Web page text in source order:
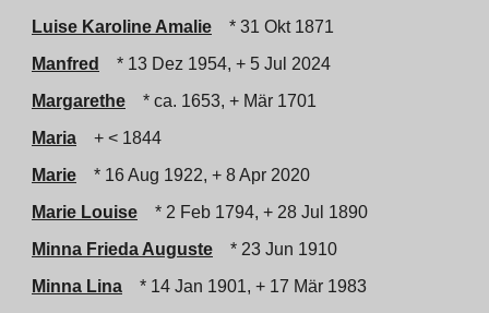
Luise Karoline Amalie
* 31 Okt 1871
Manfred
* 13 Dez 1954, + 5 Jul 2024
Margarethe
* ca. 1653, + Mär 1701
Maria
+ < 1844
Marie
* 16 Aug 1922, + 8 Apr 2020
Marie Louise
* 2 Feb 1794, + 28 Jul 1890
Minna Frieda Auguste
* 23 Jun 1910
Minna Lina
* 14 Jan 1901, + 17 Mär 1983